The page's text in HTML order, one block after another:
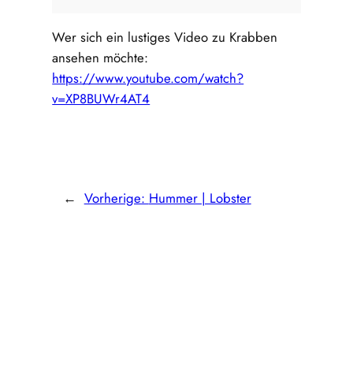
Wer sich ein lustiges Video zu Krabben
ansehen möchte:
https://www.youtube.com/watch?
v=XP8BUWr4AT4
← Vorherige: Hummer | Lobster